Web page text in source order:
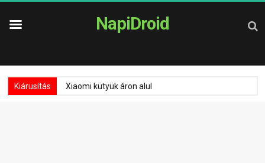
NapiDroid
Kiárusítás Xiaomi kütyük áron alul